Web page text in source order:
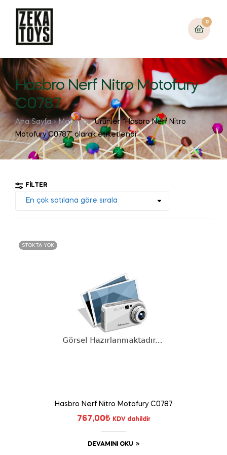
0
Hasbro Nerf Nitro Motofury
C0787
Ana Sayfa Mağaza
Ürünler “Hasbro Nerf Nitro
Motofury C0787” olarak etiketlendi
FILTER
STOKTA YOK
Hasbro Nerf Nitro Motofury C0787
767,00₺ KDV dahildir
DEVAMINI OKU